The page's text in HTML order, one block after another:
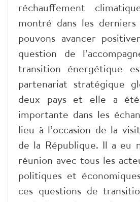
réchauffement
montré dans les
pouvons avancer
question de
transition énergétique
partenariat stratégique
deux pays et elle a
importante dans les
lieu à l’occasion de la
de la République. Il a eu
réunion avec tous les
politiques et
ces questions de